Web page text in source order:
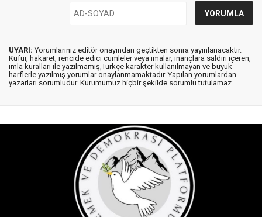
UYARI: Yorumlarınız editör onayından geçtikten sonra yayınlanacaktır.
Küfür, hakaret, rencide edici cümleler veya imalar, inançlara saldırı içeren,
imla kuralları ile yazılmamış,Türkçe karakter kullanılmayan ve büyük
harflerle yazılmış yorumlar onaylanmamaktadır. Yapılan yorumlardan
yazarları sorumludur. Kurumumuz hiçbir şekilde sorumlu tutulamaz.